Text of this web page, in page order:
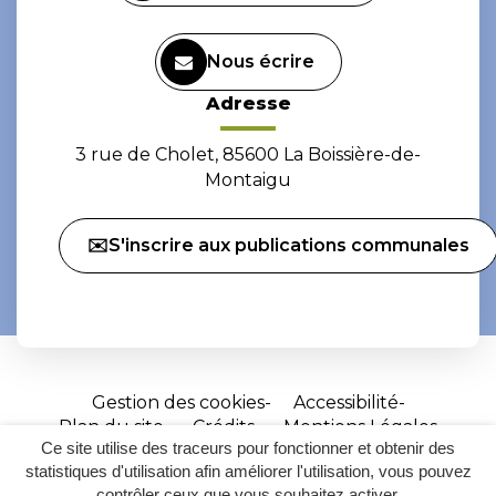
Ce site utilise des traceurs pour fonctionner et obtenir des
statistiques d'utilisation afin améliorer l'utilisation, vous pouvez
Nous écrire
Adresse
3 rue de Cholet, 85600 La Boissière-de-
Montaigu
✉️S'inscrire aux publications communales
Gestion des cookies
Accessibilité
Plan du site
Crédits
Mentions Légales
Site